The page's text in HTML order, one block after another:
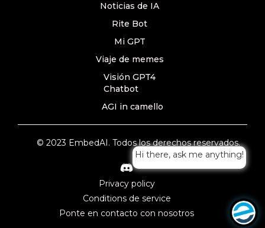
Noticias de IA
Rite Bot
Mi GPT
Viaje de memes
Visión GPT4
Chatbot
AGI in camello
© 2023 EmbedAI. Todos los derechos reservados.
Privacy policy
Conditions de service
Ponte en contacto con nosotros
Hi there, ask me anything!